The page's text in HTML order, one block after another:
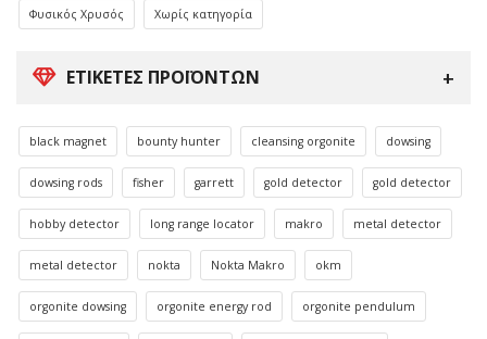
Φυσικός Χρυσός Χωρίς κατηγορία
ΕΤΙΚΈΤΕΣ ΠΡΟΪΌΝΤΩΝ
black magnet bounty hunter cleansing orgonite dowsing
dowsing rods fisher garrett gold detector gold detector
hobby detector long range locator makro metal detector
metal detector nokta Nokta Makro okm
orgonite dowsing orgonite energy rod orgonite pendulum